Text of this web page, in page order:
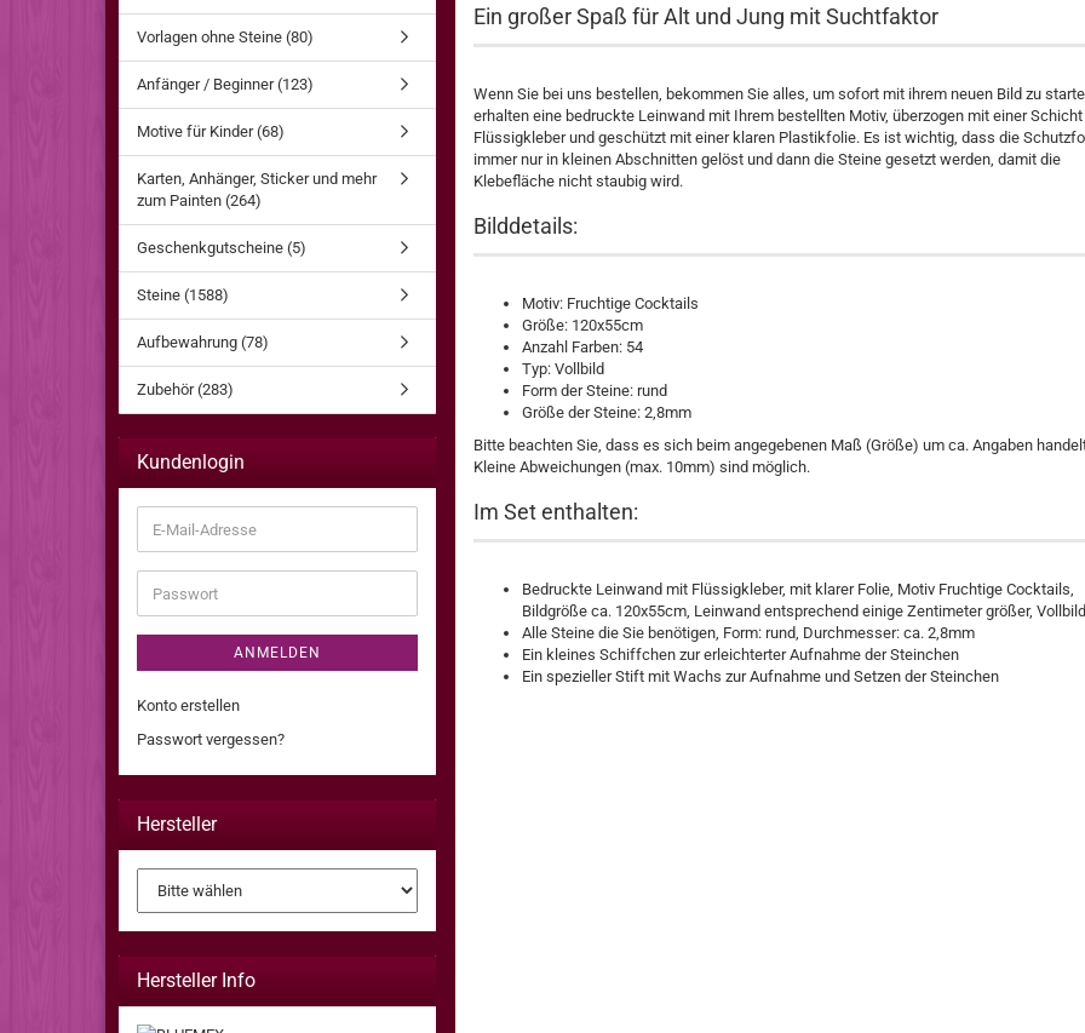
Ein großer Spaß für Alt und Jung mit Suchtfaktor
Wenn Sie bei uns bestellen, bekommen Sie alles, um sofort mit ihrem neuen Bild zu
erhalten eine bedruckte Leinwand mit Ihrem bestellten Motiv, überzogen mit einer Schicht
Flüssigkleber und geschützt mit einer klaren Plastikfolie. Es ist wichtig, dass die
immer nur in kleinen Abschnitten gelöst und dann die Steine gesetzt werden, damit die
Klebefläche nicht staubig wird.
Bilddetails:
Motiv: Fruchtige Cocktails
Größe: 120x55cm
Anzahl Farben: 54
Typ: Vollbild
Form der Steine: rund
Größe der Steine: 2,8mm
Bitte beachten Sie, dass es sich beim angegebenen Maß (Größe) um ca. Angaben
Kleine Abweichungen (max. 10mm) sind möglich.
Im Set enthalten:
Bedruckte Leinwand mit Flüssigkleber, mit klarer Folie, Motiv Fruchtige Cocktails,
Bildgröße ca. 120x55cm, Leinwand entsprechend einige Zentimeter größer,
Alle Steine die Sie benötigen, Form: rund, Durchmesser: ca. 2,8mm
Ein kleines Schiffchen zur erleichterter Aufnahme der Steinchen
Ein spezieller Stift mit Wachs zur Aufnahme und Setzen der Steinchen
Vorlagen ohne Steine (80)
Anfänger / Beginner (123)
Motive für Kinder (68)
Karten, Anhänger, Sticker und mehr
zum Painten (264)
Geschenkgutscheine (5)
Steine (1588)
Aufbewahrung (78)
Zubehör (283)
Kundenlogin
E-
Mail-
Adresse
Passwort
ANMELDEN
Konto erstellen
Passwort vergessen?
Hersteller
Hersteller Info